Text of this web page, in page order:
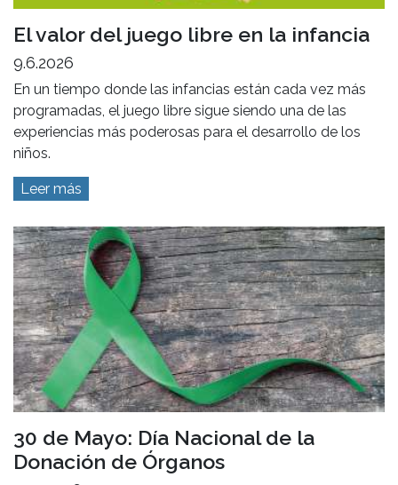
El valor del juego libre en la infancia
9.6.2026
En un tiempo donde las infancias están cada vez más
programadas, el juego libre sigue siendo una de las
experiencias más poderosas para el desarrollo de los
niños.
Leer más
30 de Mayo: Día Nacional de la
Donación de Órganos